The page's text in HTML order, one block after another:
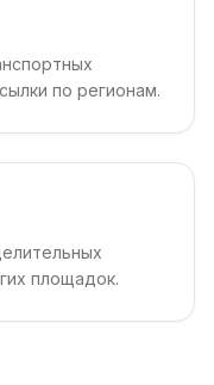
по регионам.
площадок.